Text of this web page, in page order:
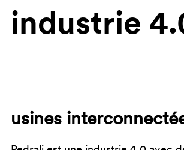
industrie
usines